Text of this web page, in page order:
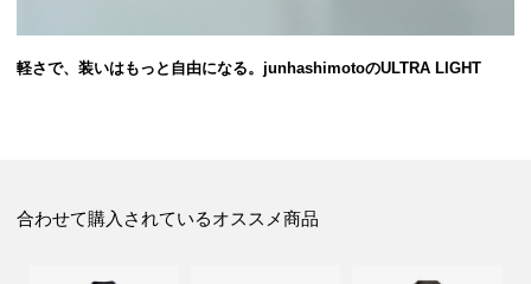
軽さで、装いはもっと自由になる。junhashimotoのULTRA LIGHT
合わせて購入されているオススメ商品